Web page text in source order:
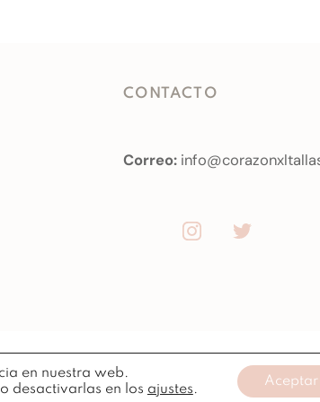
CONTACTO
Correo:
© 2026Todos losderechos reservados.
en nuestra web.
desactivarlas en los ajustes.
Aceptar